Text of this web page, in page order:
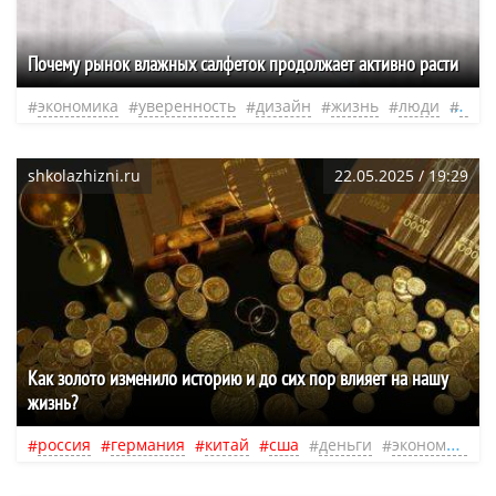
Почему рынок влажных салфеток продолжает активно расти
экономика уверенность дизайн жизнь люди
shkolazhizni.ru 22.05.2025 / 19:29
Как золото изменило историю и до сих пор влияет на нашу
жизнь?
россия германия китай сша деньги экономика